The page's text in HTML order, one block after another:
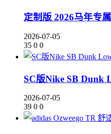
定制版 2026马年专
2026-07-05
35 0 0
SC版Nike SB Dunk
2026-07-05
39 0 0